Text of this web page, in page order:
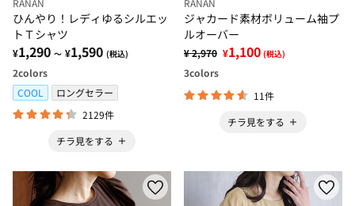
ひんやり！レディゆるシルエッ
トＴシャツ
¥1,290 ～ ¥1,590 (税込)
2colors
COOL
ロングセラー
2129件
チラ見をする
ジャカード素材ボリューム袖プ
ルオーバー
¥ 2,970 ¥1,100 (税込)
3colors
11件
チラ見をする